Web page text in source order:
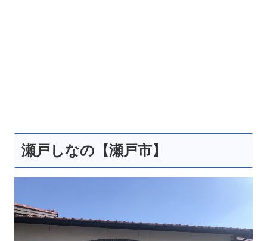
瀬戸しなの【瀬戸市】